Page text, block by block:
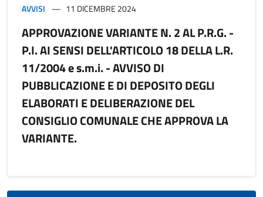
AVVISI 11 DICEMBRE 2024
APPROVAZIONE VARIANTE N. 2 AL P.R.G. -
P.I. AI SENSI DELL'ARTICOLO 18 DELLA L.R.
11/2004 e s.m.i. - AVVISO DI
PUBBLICAZIONE E DI DEPOSITO DEGLI
ELABORATI E DELIBERAZIONE DEL
CONSIGLIO COMUNALE CHE APPROVA LA
VARIANTE.